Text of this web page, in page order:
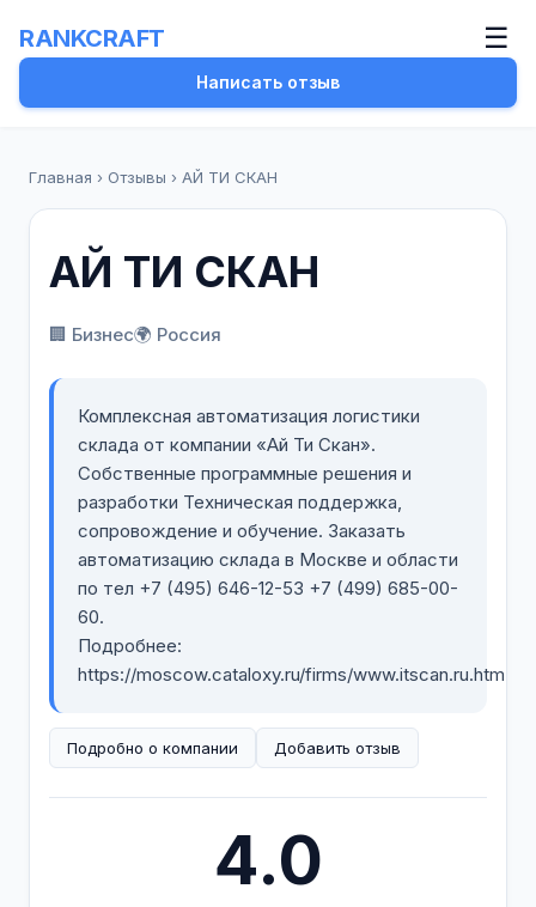
RANKCRAFT ☰
Написать отзыв
Главная › Отзывы › АЙ ТИ СКАН
АЙ ТИ СКАН
🏢 Бизнес🌍 Россия
Комплексная автоматизация логистики
склада от компании «Ай Ти Скан».
Собственные программные решения и
разработки Техническая поддержка,
сопровождение и обучение. Заказать
автоматизацию склада в Москве и области
по тел +7 (495) 646-12-53 +7 (499) 685-00-
60.
Подробнее:
https://moscow.cataloxy.ru/firms/www.itscan.ru.htm
Подробно о компании Добавить отзыв
4.0